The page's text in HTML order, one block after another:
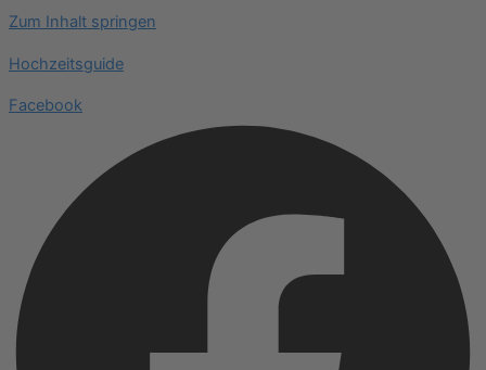
Zum Inhalt springen
Hochzeitsguide
Facebook